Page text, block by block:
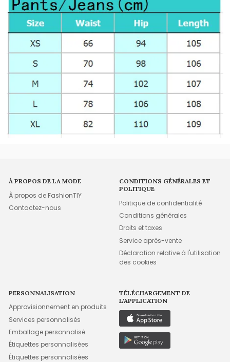
À PROPOS DE LA MODE
À propos de FashionTIY
Contactez-nous
CONDITIONS GÉNÉRALES ET
POLITIQUE
Politique de confidentialité
Conditions générales
Droits et taxes
Service après-vente
Déclaration relative à l'utilisation
des cookies
PERSONNALISATION
Approvisionnement en produits
Services personnalisés
Emballage personnalisé
Étiquettes personnalisées
Étiquettes personnalisées
TÉLÉCHARGEMENT DE
L'APPLICATION